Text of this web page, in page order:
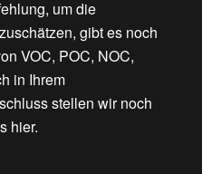
um die
gibt es noch
VOC, POC, NOC,
in Ihrem
stellen wir noch
hier.